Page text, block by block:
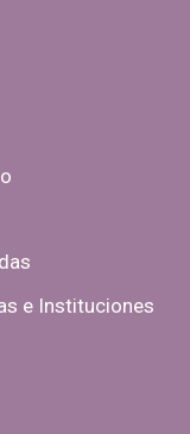
e Instituciones